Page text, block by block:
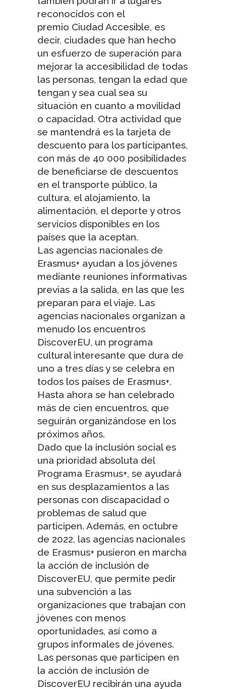
reconocidos con el
premio Ciudad Accesible, es
decir, ciudades que han hecho
un esfuerzo de superación para
mejorar la accesibilidad de todas
las personas, tengan la edad que
tengan y sea cual sea su
situación en cuanto a movilidad
o capacidad. Otra actividad que
se mantendrá es la tarjeta de
descuento para los participantes,
con más de 40 000 posibilidades
de beneficiarse de descuentos
en el transporte público, la
cultura, el alojamiento, la
alimentación, el deporte y otros
servicios disponibles en los
países que la aceptan.
Las agencias nacionales de
Erasmus+ ayudan a los jóvenes
mediante reuniones informativas
previas a la salida, en las que les
preparan para el viaje. Las
agencias nacionales organizan a
menudo los encuentros
DiscoverEU, un programa
cultural interesante que dura de
uno a tres días y se celebra en
todos los países de Erasmus+.
Hasta ahora se han celebrado
más de cien encuentros, que
seguirán organizándose en los
próximos años.
Dado que la inclusión social es
una prioridad absoluta del
Programa Erasmus+, se ayudará
en sus desplazamientos a las
personas con discapacidad o
problemas de salud que
participen. Además, en octubre
de 2022, las agencias nacionales
de Erasmus+ pusieron en marcha
la acción de inclusión de
DiscoverEU, que permite pedir
una subvención a las
organizaciones que trabajan con
jóvenes con menos
oportunidades, así como a
grupos informales de jóvenes.
Las personas que participen en
la acción de inclusión de
DiscoverEU recibirán una ayuda